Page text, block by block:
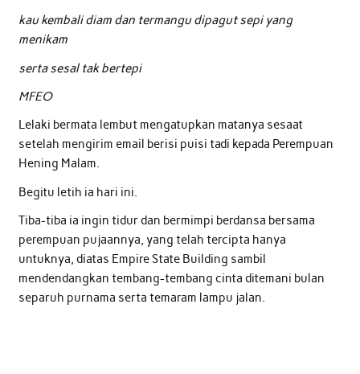
kau kembali diam dan termangu dipagut sepi yang
menikam
serta sesal tak bertepi
MFEO
Lelaki bermata lembut mengatupkan matanya sesaat
setelah mengirim email berisi puisi tadi kepada Perempuan
Hening Malam.
Begitu letih ia hari ini.
Tiba-tiba ia ingin tidur dan bermimpi berdansa bersama
perempuan pujaannya, yang telah tercipta hanya
untuknya, diatas Empire State Building sambil
mendendangkan tembang-tembang cinta ditemani bulan
separuh purnama serta temaram lampu jalan.